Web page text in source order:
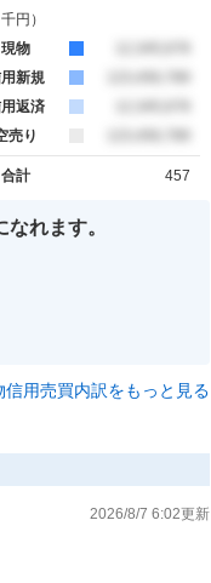
千円 ）
現物
新規
返済
売り
合計 457
れます。
信用売買内訳をもっと見る
2026/8/7 6:02更新